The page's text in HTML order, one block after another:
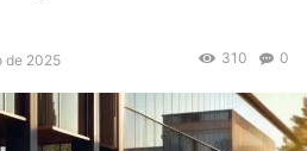
de 2025 0
310